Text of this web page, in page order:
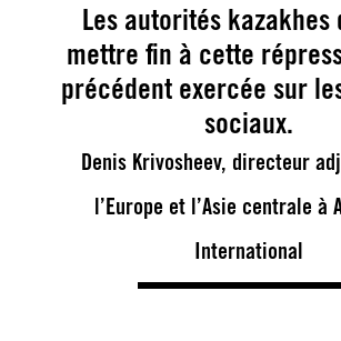
Les autorités kazakhes
mettre fin à cette
précédent exercée sur
sociaux.
Denis Krivosheev, directeur
l’Europe et l’Asie centrale à
International